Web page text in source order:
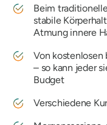
Beim
stabile
Atmung innere
Von kostenlosen
– so kann jeder
Budget
Verschiedene